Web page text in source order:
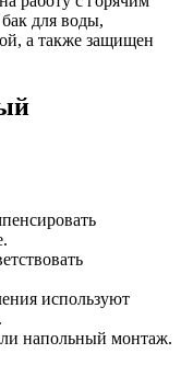
для воды,
а также защищен
используют
напольный монтаж.